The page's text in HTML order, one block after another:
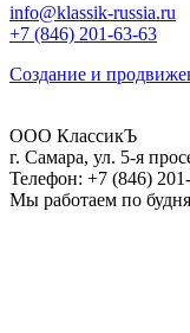
info@klassik-russia.ru
+7 (846) 201-63-63
Создание и
ООО КлассикЪ
г. Самара, ул. 5-я
Телефон: +7 (846)
Мы работаем по